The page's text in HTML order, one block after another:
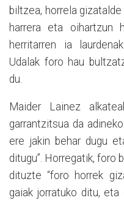
biltzea, horrela
harrera eta oihartzun
herritarren ia
Udalak foro hau
du.
Maider Lainez
garrantzitsua da
ere jakin behar dugu
ditugu”. Horregatik, foro
dituzte “foro horrek
gaiak jorratuko ditu,